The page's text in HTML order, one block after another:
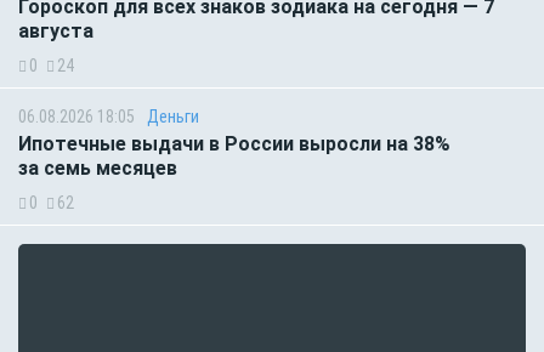
Гороскоп для всех знаков зодиака на сегодня — 7
августа
0 24
06.08.2026 18:05 Деньги
Ипотечные выдачи в России выросли на 38%
за семь месяцев
0 62